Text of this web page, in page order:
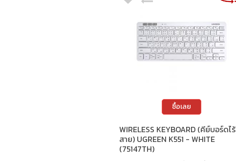
ซื้อเลย
WIRELESS KEYBOARD (คีย์บอร์ดไร้
สาย) UGREEN K551 - WHITE
(75147TH)